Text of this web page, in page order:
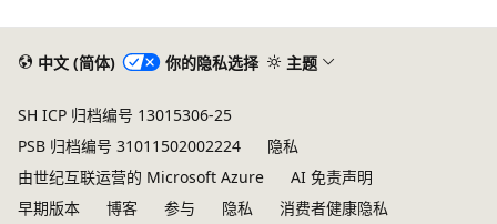
中文 (简体) 你的隐私选择 主题
SH ICP 归档编号 13015306-25
PSB 归档编号 31011502002224
隐私
由世纪互联运营的 Microsoft Azure
AI 免责声明
早期版本
博客 参与 隐私 消费者健康隐私